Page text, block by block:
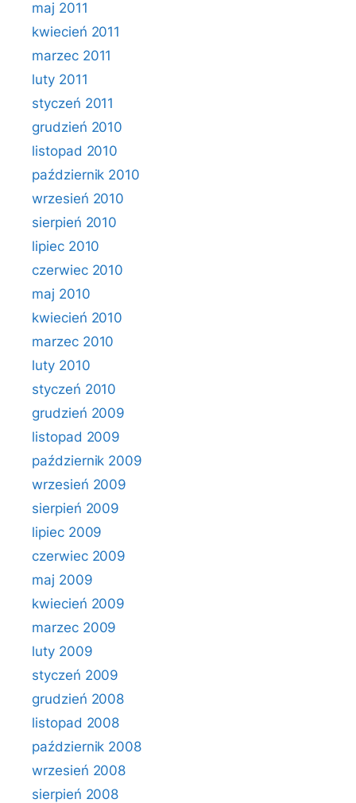
maj 2011
kwiecień 2011
marzec 2011
luty 2011
styczeń 2011
grudzień 2010
listopad 2010
październik 2010
wrzesień 2010
sierpień 2010
lipiec 2010
czerwiec 2010
maj 2010
kwiecień 2010
marzec 2010
luty 2010
styczeń 2010
grudzień 2009
listopad 2009
październik 2009
wrzesień 2009
sierpień 2009
lipiec 2009
czerwiec 2009
maj 2009
kwiecień 2009
marzec 2009
luty 2009
styczeń 2009
grudzień 2008
listopad 2008
październik 2008
wrzesień 2008
sierpień 2008